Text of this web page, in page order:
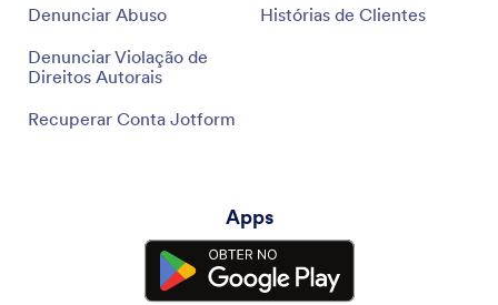
Serviços Profissionais
Denunciar Abuso
Direitos Autorais
Blog
Apps